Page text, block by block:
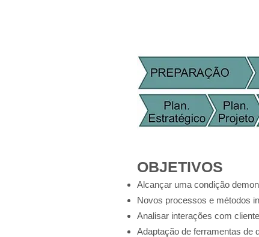
OBJETIVOS
Alcançar uma condição
Novos processos e métodos
Analisar interações com
Adaptação de ferramentas de